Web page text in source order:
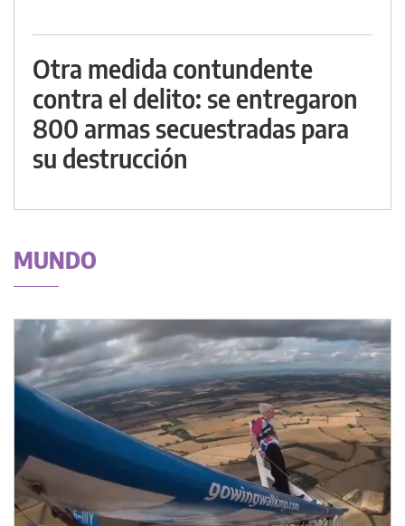
Otra medida contundente
contra el delito: se entregaron
800 armas secuestradas para
su destrucción
MUNDO